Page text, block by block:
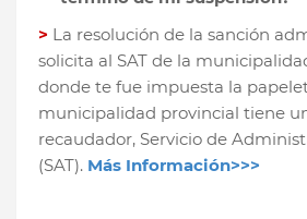
> La resolución de la sanción
solicita al SAT de la
donde te fue impuesta la
municipalidad provincial tiene
recaudador, Servicio de
(SAT). Más Información>>>